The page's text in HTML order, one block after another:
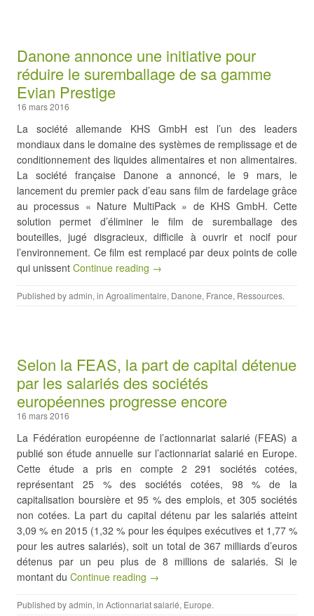
Danone annonce une initiative pour
réduire le suremballage de sa gamme
Evian Prestige
16 mars 2016
La société allemande KHS GmbH est l’un des leaders
mondiaux dans le domaine des systèmes de remplissage et de
conditionnement des liquides alimentaires et non alimentaires.
La société française Danone a annoncé, le 9 mars, le
lancement du premier pack d’eau sans film de fardelage grâce
au processus « Nature MultiPack » de KHS GmbH. Cette
solution permet d’éliminer le film de suremballage des
bouteilles, jugé disgracieux, difficile à ouvrir et nocif pour
l’environnement. Ce film est remplacé par deux points de colle
qui unissent Continue reading →
Published byadmin, in Agroalimentaire, Danone, France, Ressources.
Selon la FEAS, la part de capital détenue
par les salariés des sociétés
européennes progresse encore
16 mars 2016
La Fédération européenne de l’actionnariat salarié (FEAS) a
publié son étude annuelle sur l’actionnariat salarié en Europe.
Cette étude a pris en compte 2 291 sociétés cotées,
représentant 25 % des sociétés cotées, 98 % de la
capitalisation boursière et 95 % des emplois, et 305 sociétés
non cotées. La part du capital détenu par les salariés atteint
3,09 % en 2015 (1,32 % pour les équipes exécutives et 1,77 %
pour les autres salariés), soit un total de 367 milliards d’euros
détenus par un peu plus de 8 millions de salariés. Si le
montant du Continue reading →
Published byadmin, in Actionnariat salarié, Europe.